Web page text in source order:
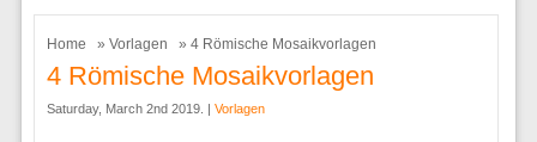
Home » Vorlagen » 4 Römische Mosaikvorlagen
4 Römische Mosaikvorlagen
Saturday, March 2nd 2019. | Vorlagen